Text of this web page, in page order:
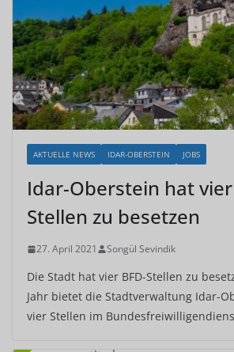
AKTUELLE NEWS IDAR-OBERSTEIN JOBS
Idar-Oberstein hat vier
Stellen zu besetzen
27. April 2021 Songül Sevindik
Die Stadt hat vier BFD-Stellen zu
Jahr bietet die Stadtverwaltung Idar-
vier Stellen im